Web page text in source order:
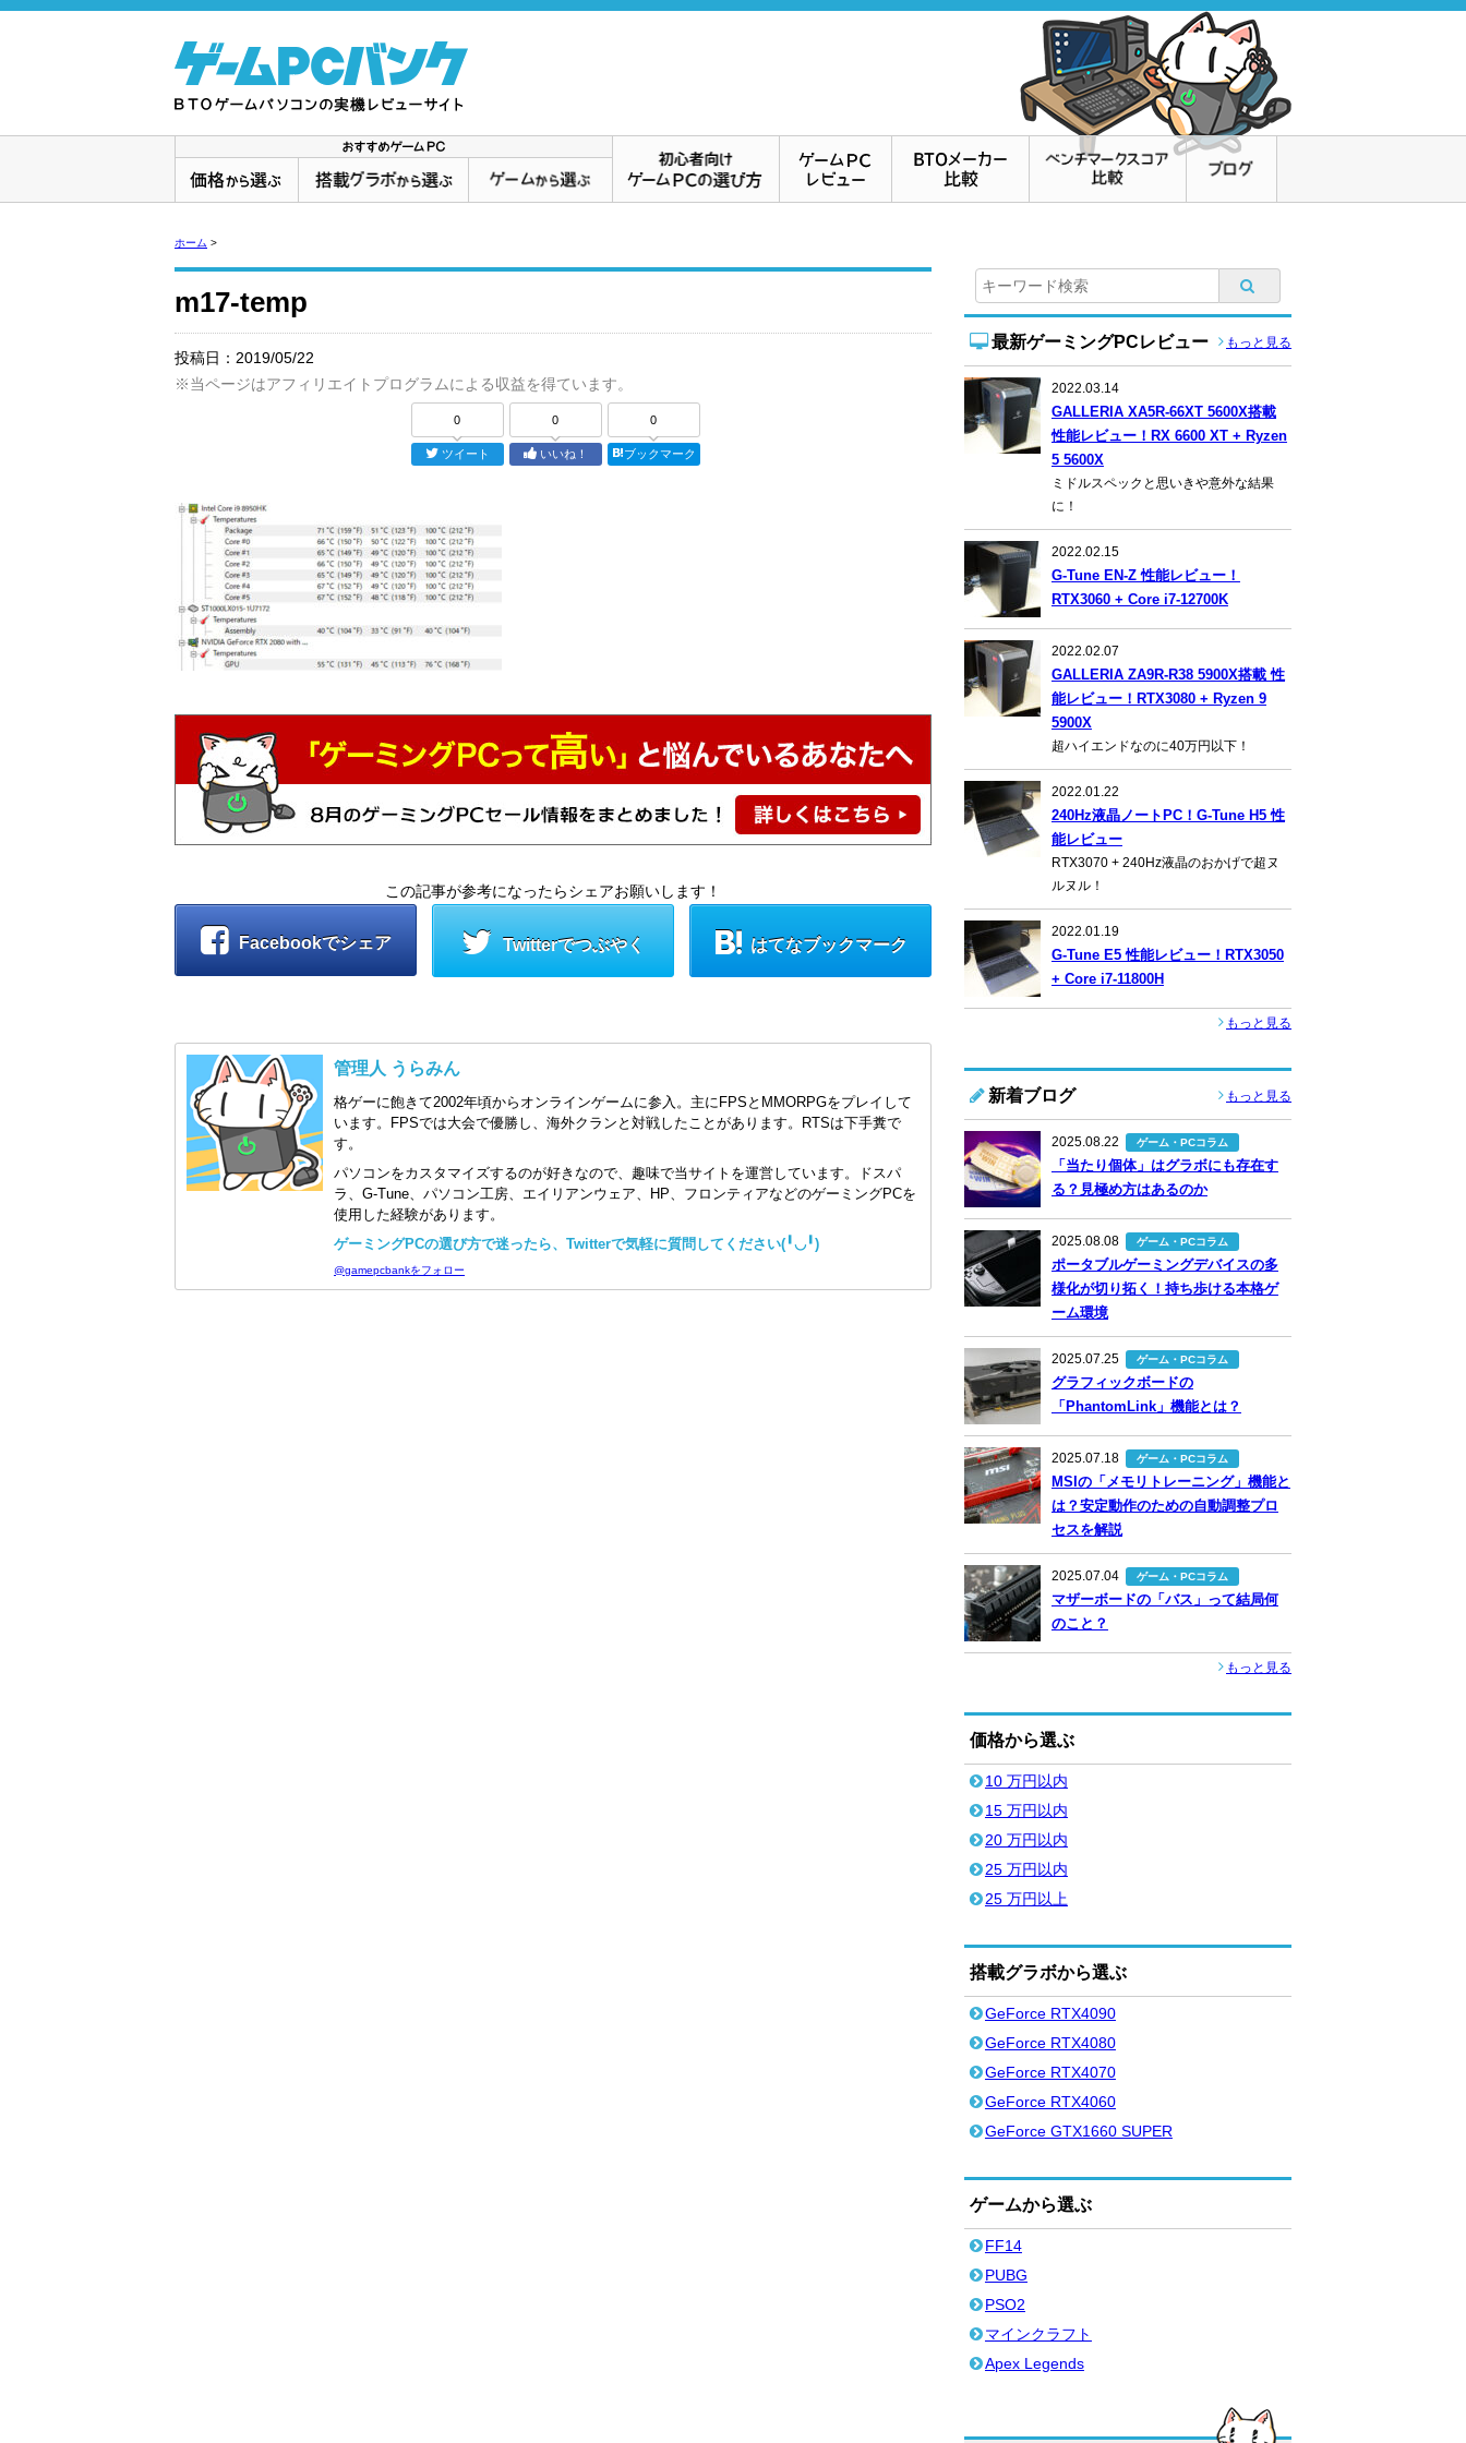
ホーム >
m17-temp
投稿日： 2019/05/22
※当ページはアフィリエイトプログラムによる収益を得ています。
0
ツイート
0
いいね！
0
ブックマーク
この記事が参考になったらシェアお願いします！
Facebookでシェア Twitterでつぶやく はてなブックマーク
管理人 うらみん
格ゲーに飽きて2002年頃からオンラインゲームに参入。主にFPSとMMORPGをプレイして
います。FPSでは大会で優勝し、海外クランと対戦したことがあります。RTSは下手糞で
す。
パソコンをカスタマイズするのが好きなので、趣味で当サイトを運営しています。ドスパ
ラ、G-Tune、パソコン工房、エイリアンウェア、HP、フロンティアなどのゲーミングPCを
使用した経験があります。
ゲーミングPCの選び方で迷ったら、Twitterで気軽に質問してください(╹◡╹)
@gamepcbankをフォロー
最新ゲーミングPCレビュー もっと見る
2022.03.14
GALLERIA XA5R-66XT 5600X搭載
性能レビュー！RX 6600 XT + Ryzen
5 5600X
ミドルスペックと思いきや意外な結果
に！
2022.02.15
G-Tune EN-Z 性能レビュー！
RTX3060 + Core i7-12700K
2022.02.07
GALLERIA ZA9R-R38 5900X搭載 性
能レビュー！RTX3080 + Ryzen 9
5900X
超ハイエンドなのに40万円以下！
2022.01.22
240Hz液晶ノートPC！G-Tune H5 性
能レビュー
RTX3070 + 240Hz液晶のおかげで超ヌ
ルヌル！
2022.01.19
G-Tune E5 性能レビュー！RTX3050
+ Core i7-11800H
もっと見る
新着ブログ もっと見る
2025.08.22 ゲーム・PCコラム
「当たり個体」はグラボにも存在す
る？見極め方はあるのか
2025.08.08 ゲーム・PCコラム
ポータブルゲーミングデバイスの多
様化が切り拓く！持ち歩ける本格ゲ
ーム環境
2025.07.25 ゲーム・PCコラム
グラフィックボードの
「PhantomLink」機能とは？
2025.07.18 ゲーム・PCコラム
MSIの「メモリトレーニング」機能と
は？安定動作のための自動調整プロ
セスを解説
2025.07.04 ゲーム・PCコラム
マザーボードの「バス」って結局何
のこと？
もっと見る
価格から選ぶ
10 万円以内
15 万円以内
20 万円以内
25 万円以内
25 万円以上
搭載グラボから選ぶ
GeForce RTX4090
GeForce RTX4080
GeForce RTX4070
GeForce RTX4060
GeForce GTX1660 SUPER
ゲームから選ぶ
FF14
PUBG
PSO2
マインクラフト
Apex Legends